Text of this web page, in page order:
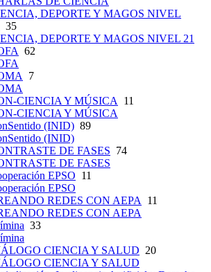
DEPORTE Y MAGOS NIVEL
35
DEPORTE Y MAGOS NIVEL 21
62
7
CIENCIA Y MÚSICA
11
CIENCIA Y MÚSICA
(INID) 89
(INID)
DE FASES 74
DE FASES
EPSO 11
EPSO
REDES CON AEPA
11
REDES CON AEPA
33
CIENCIA Y SALUD 20
CIENCIA Y SALUD